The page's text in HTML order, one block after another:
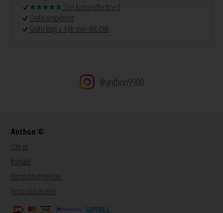
Stor kundetilfredshed
Gratis ombytning
Gratis fragt v. køb over 600 DKK
@anthon9900
Anthon ©
Om os
Kontakt
Handelsbetingelser
Persondatapolitik